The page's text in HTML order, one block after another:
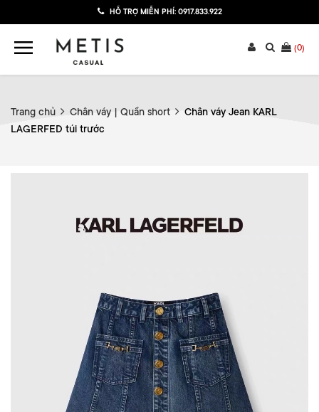
HỖ TRỢ MIỄN PHÍ: 0917.833.922
(0)
Trang chủ Chân váy | Quần short
Chân váy Jean KARL
LAGERFED túi trước